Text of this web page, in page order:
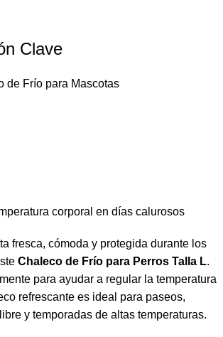
Clave
de Frío para Mascotas
corporal en días calurosos
fresca, cómoda y protegida durante los
Chaleco de Frío para Perros Talla L.
para ayudar a regular la temperatura
refrescante es ideal para paseos,
y temporadas de altas temperaturas.